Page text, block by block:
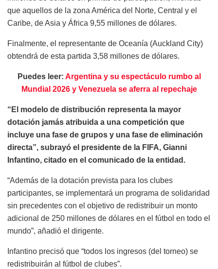
que aquellos de la zona América del Norte, Central y el
Caribe, de Asia y África 9,55 millones de dólares.
Finalmente, el representante de Oceanía (Auckland City)
obtendrá de esta partida 3,58 millones de dólares.
Puedes leer: Argentina y su espectáculo rumbo al
Mundial 2026 y Venezuela se aferra al repechaje
“El modelo de distribución representa la mayor
dotación jamás atribuida a una competición que
incluye una fase de grupos y una fase de eliminación
directa”, subrayó el presidente de la FIFA, Gianni
Infantino, citado en el comunicado de la entidad.
“Además de la dotación prevista para los clubes
participantes, se implementará un programa de solidaridad
sin precedentes con el objetivo de redistribuir un monto
adicional de 250 millones de dólares en el fútbol en todo el
mundo”, añadió el dirigente.
Infantino precisó que “todos los ingresos (del torneo) se
redistribuirán al fútbol de clubes”.